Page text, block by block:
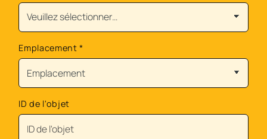
Emplacement*
ID de l'objet